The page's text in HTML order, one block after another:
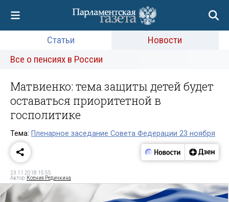
Статьи
Новости
Все о пенсиях в России
Матвиенко: тема защиты детей будет
оставаться приоритетной в
госполитике
Тема: Пленарное заседание Совета Федерации 23 ноября
23.11.2018 15:55
Автор: Ксения Редичкина